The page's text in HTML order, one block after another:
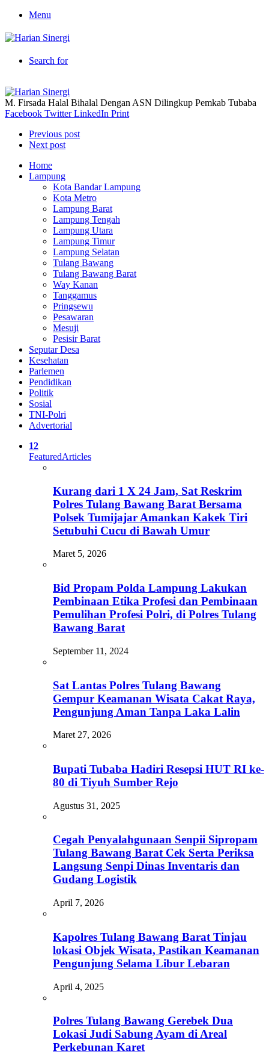
Menu
Search for
M. Firsada Halal Bihalal Dengan ASN Dilingkup Pemkab Tubaba
Facebook Twitter LinkedIn Print
Previous post
Next post
Home
Lampung
Kota Bandar Lampung
Kota Metro
Lampung Barat
Lampung Tengah
Lampung Utara
Lampung Timur
Lampung Selatan
Tulang Bawang
Tulang Bawang Barat
Way Kanan
Tanggamus
Pringsewu
Pesawaran
Mesuji
Pesisir Barat
Seputar Desa
Kesehatan
Parlemen
Pendidikan
Politik
Sosial
TNI-Polri
Advertorial
12
FeaturedArticles
Kurang dari 1 X 24 Jam, Sat Reskrim
Polres Tulang Bawang Barat Bersama
Polsek Tumijajar Amankan Kakek Tiri
Setubuhi Cucu di Bawah Umur
Maret 5, 2026
Bid Propam Polda Lampung Lakukan
Pembinaan Etika Profesi dan Pembinaan
Pemulihan Profesi Polri, di Polres Tulang
Bawang Barat
September 11, 2024
Sat Lantas Polres Tulang Bawang
Gempur Keamanan Wisata Cakat Raya,
Pengunjung Aman Tanpa Laka Lalin
Maret 27, 2026
Bupati Tubaba Hadiri Resepsi HUT RI ke-
80 di Tiyuh Sumber Rejo
Agustus 31, 2025
Cegah Penyalahgunaan Senpii Sipropam
Tulang Bawang Barat Cek Serta Periksa
Langsung Senpi Dinas Inventaris dan
Gudang Logistik
April 7, 2026
Kapolres Tulang Bawang Barat Tinjau
lokasi Objek Wisata, Pastikan Keamanan
Pengunjung Selama Libur Lebaran
April 4, 2025
Polres Tulang Bawang Gerebek Dua
Lokasi Judi Sabung Ayam di Areal
Perkebunan Karet